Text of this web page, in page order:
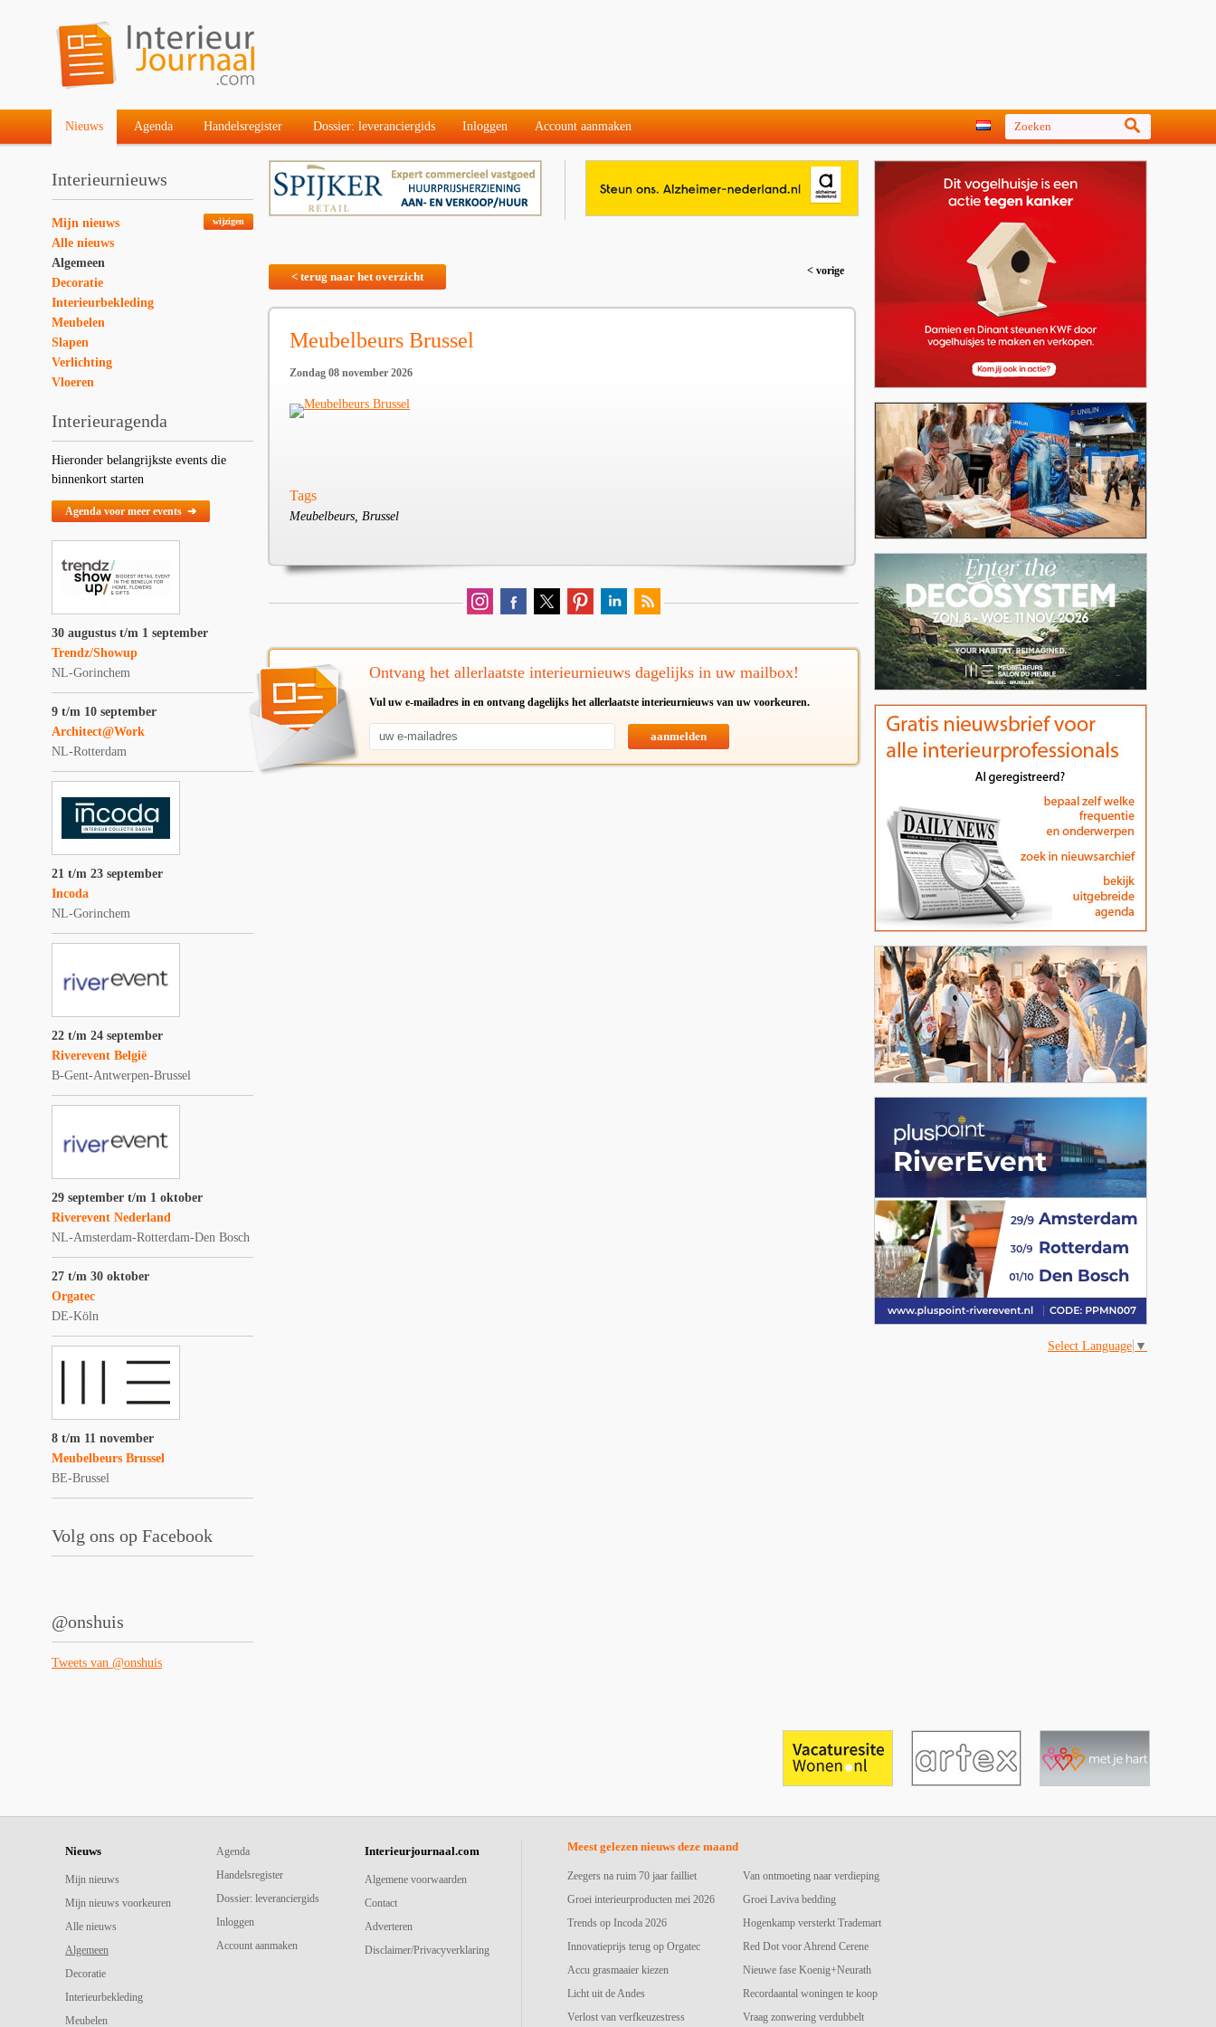
Nieuws Agenda Handelsregister Dossier: leveranciergids Inloggen Account aanmaken
Interieurnieuws
wijzigen
Mijn nieuws
Alle nieuws
Algemeen
Decoratie
Interieurbekleding
Meubelen
Slapen
Verlichting
Vloeren
Interieuragenda
Hieronder belangrijkste events die
binnenkort starten
Agenda voor meer events ➔
30 augustus t/m 1 september
Trendz/Showup
NL-Gorinchem
9 t/m 10 september
Architect@Work
NL-Rotterdam
21 t/m 23 september
Incoda
NL-Gorinchem
22 t/m 24 september
Riverevent België
B-Gent-Antwerpen-Brussel
29 september t/m 1 oktober
Riverevent Nederland
NL-Amsterdam-Rotterdam-Den Bosch
27 t/m 30 oktober
Orgatec
DE-Köln
8 t/m 11 november
Meubelbeurs Brussel
BE-Brussel
Volg ons op Facebook
@onshuis
Tweets van @onshuis
< terug naar het overzicht < vorige
Meubelbeurs Brussel
Zondag 08 november 2026
Tags
Meubelbeurs, Brussel
Ontvang het allerlaatste interieurnieuws dagelijks in uw mailbox!
Vul uw e-mailadres in en ontvang dagelijks het allerlaatste interieurnieuws van uw voorkeuren.
aanmelden
Select Language ▼
Nieuws
Mijn nieuws
Mijn nieuws voorkeuren
Alle nieuws
Algemeen
Decoratie
Interieurbekleding
Meubelen
Agenda
Handelsregister
Dossier: leveranciergids
Inloggen
Account aanmaken
Interieurjournaal.com
Algemene voorwaarden
Contact
Adverteren
Disclaimer/Privacyverklaring
Meest gelezen nieuws deze maand
Zeegers na ruim 70 jaar failliet
Groei interieurproducten mei 2026
Trends op Incoda 2026
Innovatieprijs terug op Orgatec
Accu grasmaaier kiezen
Licht uit de Andes
Verlost van verfkeuzestress
Van ontmoeting naar verdieping
Groei Laviva bedding
Hogenkamp versterkt Trademart
Red Dot voor Ahrend Cerene
Nieuwe fase Koenig+Neurath
Recordaantal woningen te koop
Vraag zonwering verdubbelt